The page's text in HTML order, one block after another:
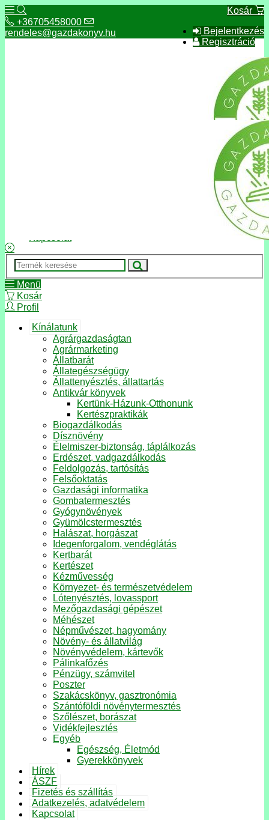
Kosár
Bejelentkezés
Regisztráció
+36705458000
rendeles@gazdakonyv.hu
Menü
Kosár
Profil
Kínálatunk
Agrárgazdaságtan
Agrármarketing
Állatbarát
Állategészségügy
Állattenyésztés, állattartás
Antikvár könyvek
Kertünk-Házunk-Otthonunk
Kertészpraktikák
Biogazdálkodás
Dísznövény
Élelmiszer-biztonság, táplálkozás
Erdészet, vadgazdálkodás
Feldolgozás, tartósítás
Felsőoktatás
Gazdasági informatika
Gombatermesztés
Gyógynövények
Gyümölcstermesztés
Halászat, horgászat
Idegenforgalom, vendéglátás
Kertbarát
Kertészet
Kézművesség
Környezet- és természetvédelem
Lótenyésztés, lovassport
Mezőgazdasági gépészet
Méhészet
Népművészet, hagyomány
Növény- és állatvilág
Növényvédelem, kártevők
Pálinkafőzés
Pénzügy, számvitel
Poszter
Szakácskönyv, gasztronómia
Szántóföldi növénytermesztés
Szőlészet, borászat
Vidékfejlesztés
Egyéb
Egészség, Életmód
Gyerekkönyvek
Hírek
ÁSZF
Fizetés és szállítás
Adatkezelés, adatvédelem
Kapcsolat